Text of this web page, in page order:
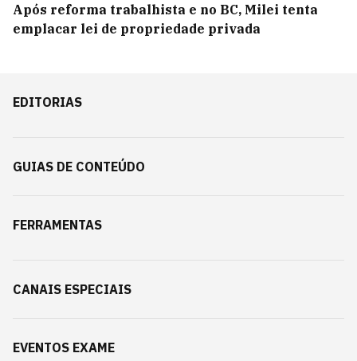
Após reforma trabalhista e no BC, Milei tenta
emplacar lei de propriedade privada
EDITORIAS
GUIAS DE CONTEÚDO
FERRAMENTAS
CANAIS ESPECIAIS
EVENTOS EXAME